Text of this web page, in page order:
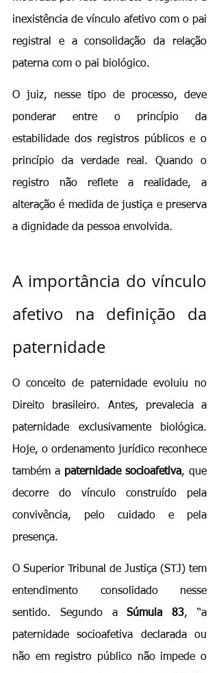
inexistência de vínculo afetivo com o pai
registral e a consolidação da relação
paterna com o pai biológico.
O juiz, nesse tipo de processo, deve
ponderar entre o princípio da
estabilidade dos registros públicos e o
princípio da verdade real. Quando o
registro não reflete a realidade, a
alteração é medida de justiça e preserva
a dignidade da pessoa envolvida.
A importância do vínculo
afetivo na definição da
paternidade
O conceito de paternidade evoluiu no
Direito brasileiro. Antes, prevalecia a
paternidade exclusivamente biológica.
Hoje, o ordenamento jurídico reconhece
também a paternidade socioafetiva, que
decorre do vínculo construído pela
convivência, pelo cuidado e pela
presença.
O Superior Tribunal de Justiça (STJ) tem
entendimento consolidado nesse
sentido. Segundo a Súmula 83, “a
paternidade socioafetiva declarada ou
não em registro público não impede o